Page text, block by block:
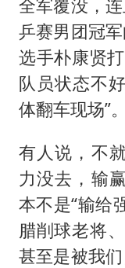
全军覆没，
乒赛男团冠
选手朴康贤
队员状态不
体翻车现场”。
有人说，不
力没去，输
本不是“输给
腊削球老将
甚至是被我